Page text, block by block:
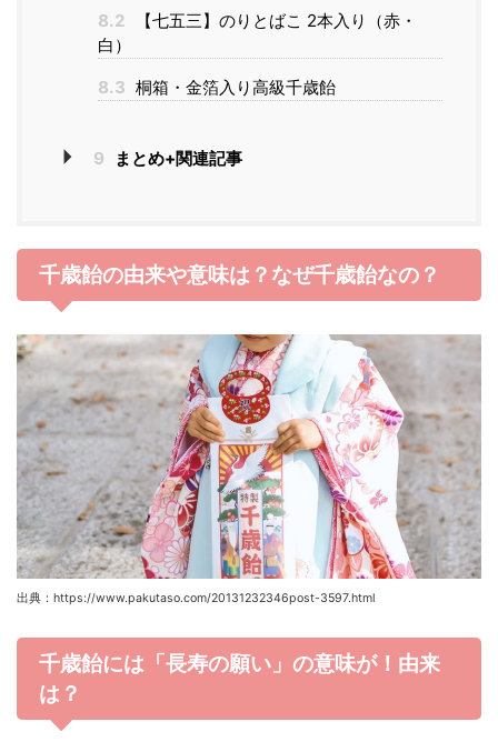
8.2
【七五三】のりとばこ 2本入り（赤・
白）
8.3 桐箱・金箔入り高級千歳飴
9 まとめ+関連記事
千歳飴の由来や意味は？なぜ千歳飴なの？
出典：https://www.pakutaso.com/20131232346post-3597.html
千歳飴には「長寿の願い」の意味が！由来
は？